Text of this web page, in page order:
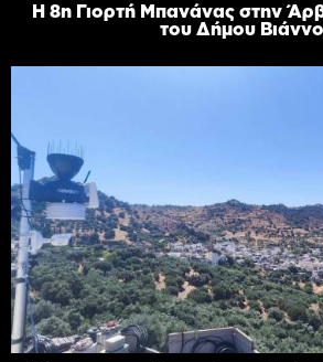
Η 8η Γιορτή Μπανάνας στην
του Δήμου